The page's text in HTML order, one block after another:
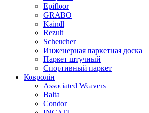
Epifloor
GRABO
Kaindl
Rezult
Scheucher
Инженерная паркетная доска
Паркет штучный
Спортивный паркет
Ковролін
Associated Weavers
Balta
Condor